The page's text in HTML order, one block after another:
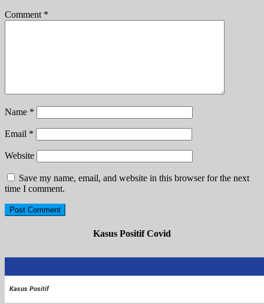
Comment *
Name *
Email *
Website
Save my name, email, and website in this browser for the next
time I comment.
Kasus Positif Covid